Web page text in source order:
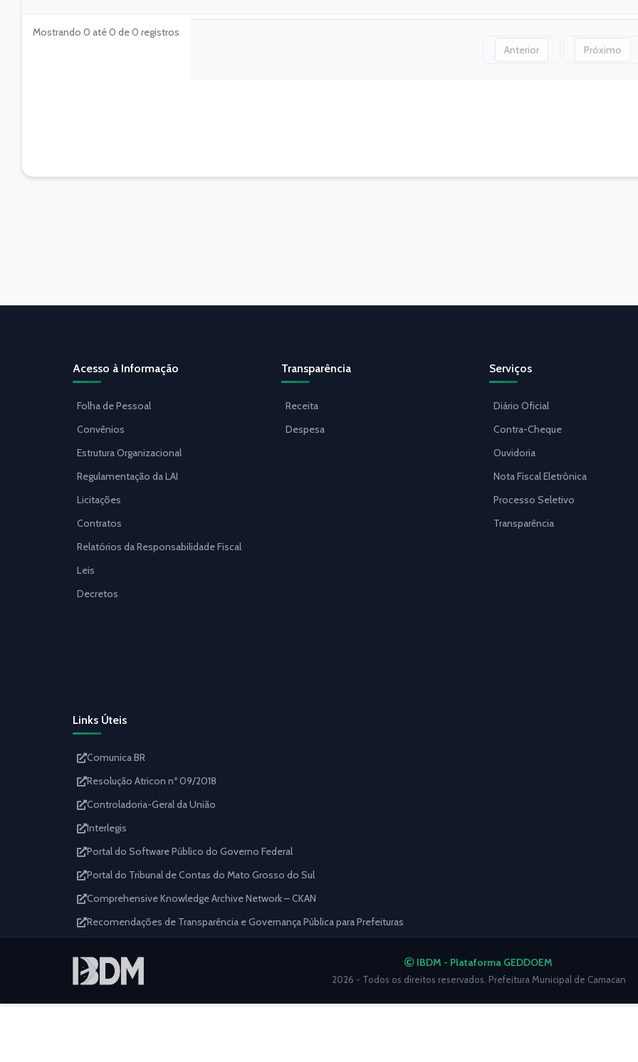
Mostrando 0 até 0 de 0 registros
Anterior
Próximo
Acesso à Informação
Folha de Pessoal
Convênios
Estrutura Organizacional
Regulamentação da LAI
Licitações
Contratos
Relatórios da Responsabilidade Fiscal
Leis
Decretos
Transparência
Receita
Despesa
Serviços
Diário Oficial
Contra-Cheque
Ouvidoria
Nota Fiscal Eletrônica
Processo Seletivo
Transparência
Links Úteis
Comunica BR
Resolução Atricon nº 09/2018
Controladoria-Geral da União
Interlegis
Portal do Software Público do Governo Federal
Portal do Tribunal de Contas do Mato Grosso do Sul
Comprehensive Knowledge Archive Network – CKAN
Recomendações de Transparência e Governança Pública para Prefeituras
IBDM - Plataforma GEDDOEM
2026 - Todos os direitos reservados. Prefeitura Municipal de Camacan